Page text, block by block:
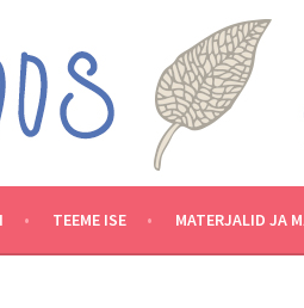
TEEME ISE MATERJALID JA